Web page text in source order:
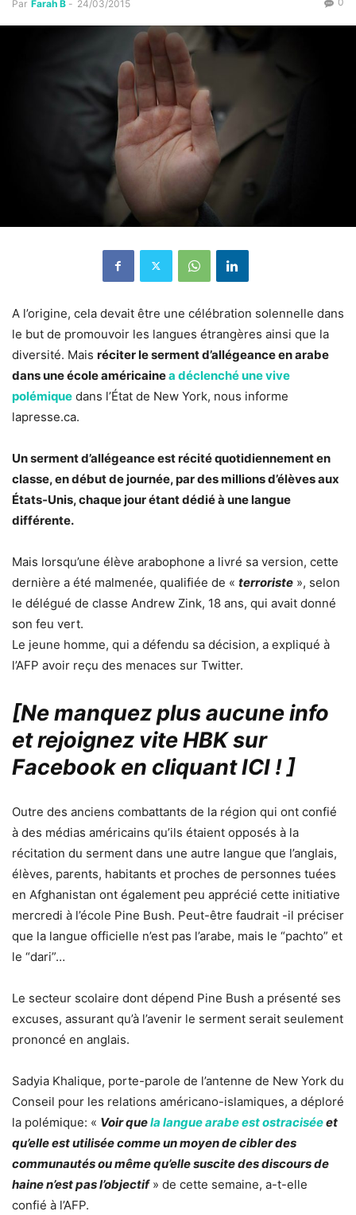
Par Farah B - 24/03/2015
A l’origine, cela devait être une célébration solennelle dans
le but de promouvoir les langues étrangères ainsi que la
diversité. Mais réciter le serment d’allégeance en arabe
dans une école américainea déclenché une vive
polémique dans l’État de New York, nous informe
lapresse.ca.
Un serment d’allégeance est récité quotidiennement en
classe, en début de journée, par des millions d’élèves aux
États-Unis, chaque jour étant dédié à une langue
différente.
Mais lorsqu’une élève arabophone a livré sa version, cette
dernière a été malmenée, qualifiée de « terroriste », selon
le délégué de classe Andrew Zink, 18 ans, qui avait donné
son feu vert.
Le jeune homme, qui a défendu sa décision, a expliqué à
l’AFP avoir reçu des menaces sur Twitter.
[Ne manquez plus aucune info
et rejoignez vite HBK sur
Facebook en cliquant ICI !]
Outre des anciens combattants de la région qui ont confié
à des médias américains qu’ils étaient opposés à la
récitation du serment dans une autre langue que l’anglais,
élèves, parents, habitants et proches de personnes tuées
en Afghanistan ont également peu apprécié cette initiative
mercredi à l’école Pine Bush. Peut-être faudrait -il préciser
que la langue officielle n’est pas l’arabe, mais le “pachto” et
le “dari”…
Le secteur scolaire dont dépend Pine Bush a présenté ses
excuses, assurant qu’à l’avenir le serment serait seulement
prononcé en anglais.
Sadyia Khalique, porte-parole de l’antenne de New York du
Conseil pour les relations américano-islamiques, a déploré
la polémique: « Voir quela langue arabe est ostraciséeet
qu’elle est utilisée comme un moyen de cibler des
communautés ou même qu’elle suscite des discours de
haine n’est pas l’objectif » de cette semaine, a-t-elle
confié à l’AFP.